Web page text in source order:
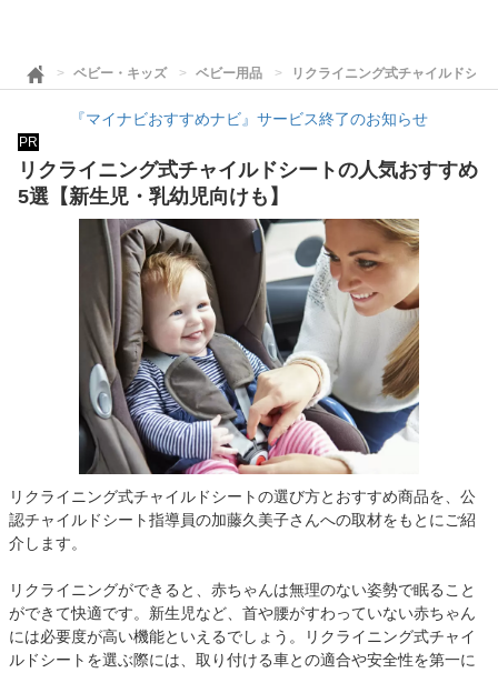
ベビー・キッズ ベビー用品 リクライニング式チャイルドシ
『マイナビおすすめナビ』サービス終了のお知らせ
PR
リクライニング式チャイルドシートの人気おすすめ
5選【新生児・乳幼児向けも】
リクライニング式チャイルドシートの選び方とおすすめ商品を、公
認チャイルドシート指導員の加藤久美子さんへの取材をもとにご紹
介します。
リクライニングができると、赤ちゃんは無理のない姿勢で眠ること
ができて快適です。新生児など、首や腰がすわっていない赤ちゃん
には必要度が高い機能といえるでしょう。リクライニング式チャイ
ルドシートを選ぶ際には、取り付ける車との適合や安全性を第一に